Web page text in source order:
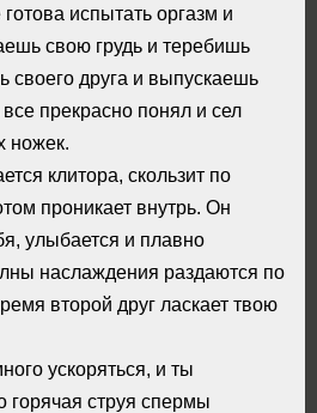
испытать оргазм и
свою грудь и теребишь
своего друга и выпускаешь
прекрасно понял и сел
ножек.
клитора, скользит по
проникает внутрь. Он
улыбается и плавно
наслаждения раздаются по
второй друг ласкает твою
ускоряться, и ты
горячая струя спермы